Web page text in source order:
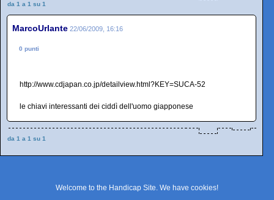
da 1 a 1 su 1
MarcoUrlante 22/06/2009, 16:16
0 punti
http://www.cdjapan.co.jp/detailview.html?KEY=SUCA-52
le chiavi interessanti dei ciddì dell'uomo giapponese
da 1 a 1 su 1
Welcome to the Handicap Site. We have cookies!